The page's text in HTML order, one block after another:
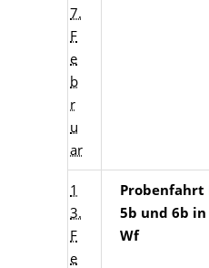
7.
F
e
b
r
u
ar
1
3.
F
e
Probenfahrt
5b und 6b in
Wf